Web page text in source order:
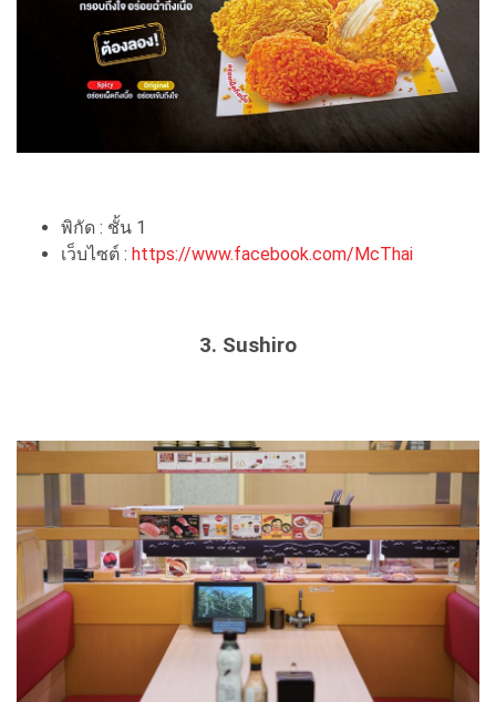
พิกัด : ชั้น 1
เว็บไซต์ : https://www.facebook.com/McThai
3. Sushiro